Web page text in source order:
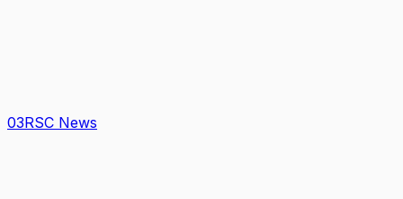
03RSC News